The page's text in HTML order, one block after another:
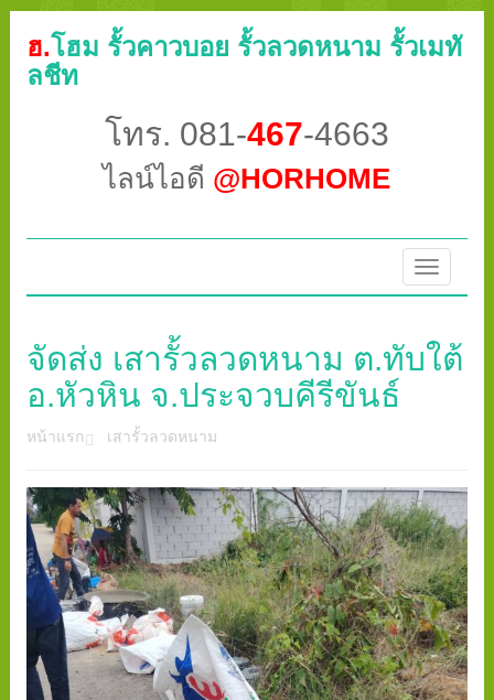
ฮ.โฮม รั้วคาวบอย รั้วลวดหนาม รั้วเมทั
ลชีท
โทร. 081-467-4663
ไลน์ไอดี @HORHOME
Toggle
จัดส่ง เสารั้วลวดหนาม ต.ทับใต้
อ.หัวหิน จ.ประจวบคีรีขันธ์
หน้าแรก เสารั้วลวดหนาม